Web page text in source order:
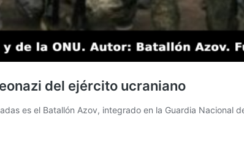
del ejército ucraniano
es el Batallón Azov, integrado en la Guardia Nacional